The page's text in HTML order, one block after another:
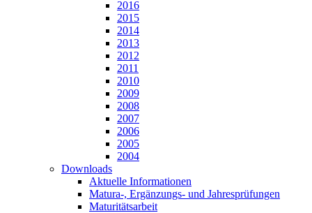
2016
2015
2014
2013
2012
2011
2010
2009
2008
2007
2006
2005
2004
Downloads
Aktuelle Informationen
Matura-, Ergänzungs- und Jahresprüfungen
Maturitätsarbeit